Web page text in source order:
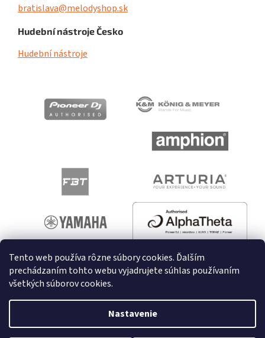
Tento web používa rôzne súbory cookies. Ďalším
prechádzaním tohto webu vyjadrujete súhlas používaním
všetkých súborov cookies.
Nastavenie
bratislava@melodyshop.sk
Hudební nástroje Česko
Hudební nástroje
Vytvoril Shoptet